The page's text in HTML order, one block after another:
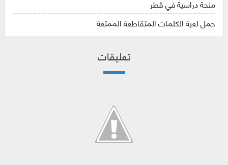
منحة دراسية في قطر
حمل لعبة الكلمات المتقاطعة الممتعة
تعليقات